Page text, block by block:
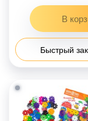
Быстрый